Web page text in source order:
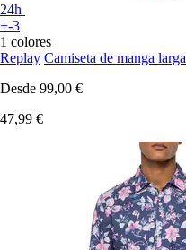
24h
+-3
1 colores
Replay Camiseta de manga larga
Desde 99,00 €
47,99 €